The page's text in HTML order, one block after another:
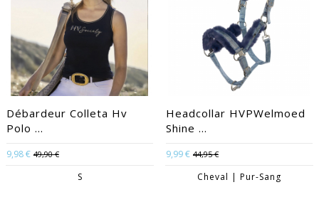
Débardeur Colleta Hv
Polo ...
9,98 € 49,90 €
S
Headcollar HVPWelmoed
Shine ...
9,99 € 44,95 €
Cheval | Pur-Sang